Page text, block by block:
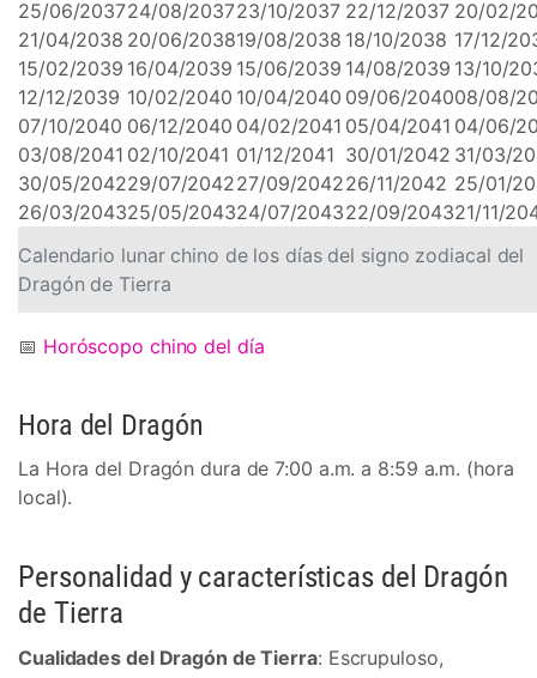
Calendario lunar chino de los días del signo zodiacal del
Dragón de Tierra
25/06/203724/08/203723/10/2037 22/12/2037 20/02/
21/04/2038 20/06/203819/08/2038 18/10/2038 17/12/
15/02/2039 16/04/2039 15/06/2039 14/08/2039 13/10/
12/12/2039 10/02/2040 10/04/2040 09/06/204008/08/
07/10/2040 06/12/2040 04/02/2041 05/04/2041 04/06/
03/08/2041 02/10/2041 01/12/2041 30/01/2042 31/03/
30/05/204229/07/204227/09/204226/11/2042 25/01/
26/03/204325/05/204324/07/204322/09/204321/11/
📅 Horóscopo chino del día
Hora del Dragón
La Hora del Dragón dura de 7:00 a.m. a 8:59 a.m. (hora
local).
Personalidad y características del Dragón
de Tierra
Cualidades del Dragón de Tierra: Escrupuloso,